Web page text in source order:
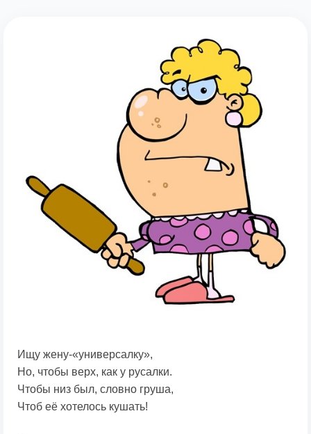
Ищу жену-«универсалку»,
Но, чтобы верх, как у русалки.
Чтобы низ был, словно груша,
Чтоб её хотелось кушать!